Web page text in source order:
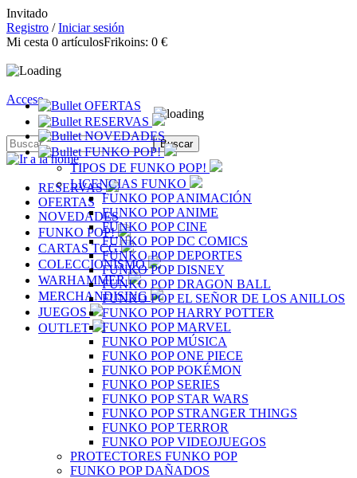
Invitado
Registro /Iniciar sesión
Mi cesta 0 artículosFrikoins: 0 €
Acceso
RESERVAS
OFERTAS
NOVEDADES
FUNKO POP!
CARTAS TCG
COLECCIONISMO
WARHAMMER
MERCHANDISING
JUEGOS
OUTLET
OFERTAS
RESERVAS
NOVEDADES
FUNKO POP!
TIPOS DE FUNKO POP!
LICENCIAS FUNKO
FUNKO POP ANIMACIÓN
FUNKO POP ANIME
FUNKO POP CINE
FUNKO POP DC COMICS
FUNKO POP DEPORTES
FUNKO POP DISNEY
FUNKO POP DRAGON BALL
FUNKO POP EL SEÑOR DE LOS ANILLOS
FUNKO POP HARRY POTTER
FUNKO POP MARVEL
FUNKO POP MÚSICA
FUNKO POP ONE PIECE
FUNKO POP POKÉMON
FUNKO POP SERIES
FUNKO POP STAR WARS
FUNKO POP STRANGER THINGS
FUNKO POP TERROR
FUNKO POP VIDEOJUEGOS
PROTECTORES FUNKO POP
FUNKO POP DAÑADOS